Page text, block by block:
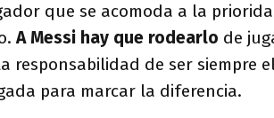
que se acomoda a la
A Messi hay que rodearlo de
responsabilidad de ser siempre
para marcar la diferencia.